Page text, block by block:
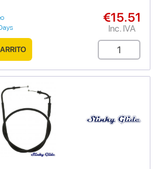
€15.51
Inc. IVA